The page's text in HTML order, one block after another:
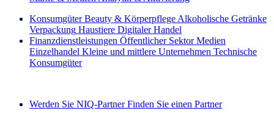
Konsumgüter Beauty & Körperpflege Alkoholische Getränke
Verpackung Haustiere Digitaler Handel
Finanzdienstleistungen Öffentlicher Sektor Medien
Einzelhandel Kleine und mittlere Unternehmen Technische
Konsumgüter
Werden Sie NIQ-Partner Finden Sie einen Partner